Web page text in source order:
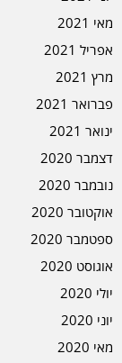
מאי 2021
אפריל 2021
מרץ 2021
פברואר 2021
ינואר 2021
דצמבר 2020
נובמבר 2020
אוקטובר 2020
ספטמבר 2020
אוגוסט 2020
יולי 2020
יוני 2020
מאי 2020